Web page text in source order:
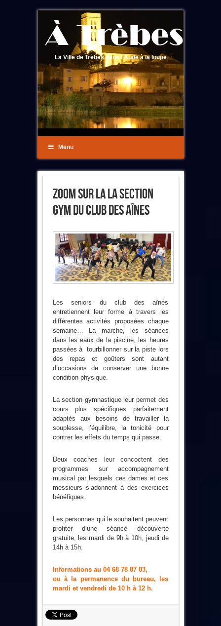
La Ville de Trèbes dans l'Aude à la loupe
Menu
Zoom Sur La La Section
Gym Du Club Des Aînes
Les seniors du club des aînés
entretiennent leur forme à travers les
différentes activités proposées chaque
semaine… La marche, les séances
dans les eaux de la piscine, les heures
passées à tourbillonner sur la piste lors
des repas et goûters sont autant
d’occasions de conserver une bonne
condition physique.
La section gymnastique leur permet des
cours plus spécifiques parfaitement
adaptés aux besoins de travailler la
souplesse, l’équilibre, la tonicité pour
contrer les effets du temps qui passe.
Deux coaches leur concoctent des
programmes sur accompagnement
musical par lesquels ces dames et ces
messieurs s’adonnent à des exercices
bénéfiques.
Les personnes qui le souhaitent peuvent
profiter d’une séance découverte
gratuite, les mardi de 9h à 10h, jeudi de
14h à 15h.
Informations au 04 68 78 87 03,
ou à la permanence du bureau, les
mardi et vendredi de 10 h à 12 h.